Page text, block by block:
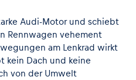
Audi-Motor und schiebt
Rennwagen vehement
am Lenkrad wirkt
kein Dach und keine
von der Umwelt